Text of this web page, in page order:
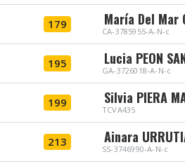
179 María Del Mar
CA-3785955-A-N-c
195 Lucia PEON
GA-3726018-A-N-c
199 Silvia PIERA
TCVA435
213 Ainara
SS-3746990-A-N-c